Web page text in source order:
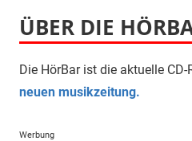
ÜBER DIE
Die HörBar ist die aktuelle
neuen musikzeitung.
Werbung